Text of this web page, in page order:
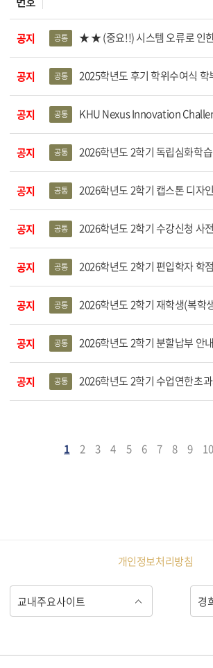
록
공지 공통 ★ ★ (중요!!) 시스템 오류로 인한 경
공지 공통 2025학년도 후기 학위수여식
공지 공통 KHU Nexus Innovation
공지 공통 2026학년도 2학기 독립심화학
공지 공통 2026학년도 2학기 캡스톤 디자
공지 공통 2026학년도 2학기 수강신청 사
공지 공통 2026학년도 2학기 편입학자 학
공지 공통 2026학년도 2학기 재학생(복학
공지 공통 2026학년도 2학기 분할납부 안내
공지 공통 2026학년도 2학기 수업연한초
1 2 3 4 5 6 7 8 9 10
개인정보처리방침